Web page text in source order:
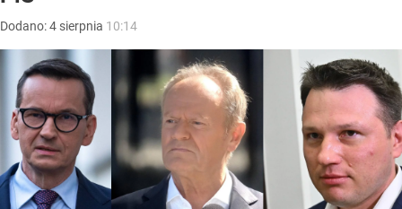
Dodano:4 sierpnia 10:14